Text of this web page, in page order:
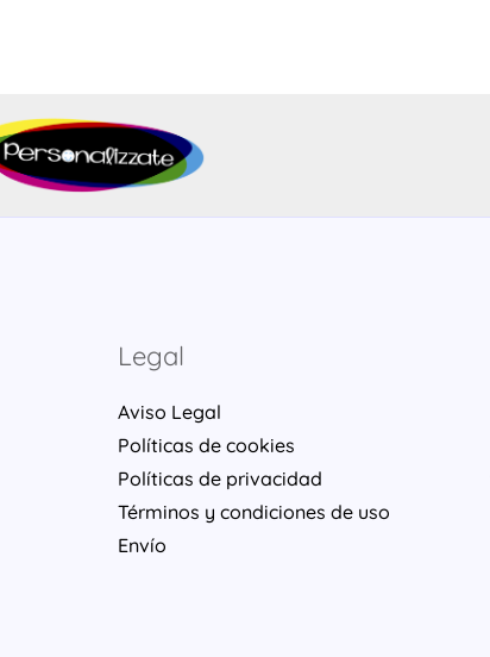
Legal
Aviso Legal
Políticas de cookies
Políticas de privacidad
Términos y condiciones de uso
Envío